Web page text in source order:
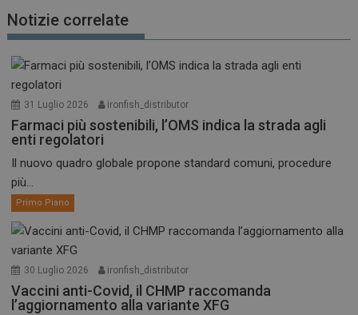
Notizie correlate
31 Luglio 2026 ironfish_distributor
Farmaci più sostenibili, l’OMS indica la strada agli
enti regolatori
Il nuovo quadro globale propone standard comuni, procedure
più...
Primo Piano
30 Luglio 2026 ironfish_distributor
Vaccini anti-Covid, il CHMP raccomanda
l’aggiornamento alla variante XFG